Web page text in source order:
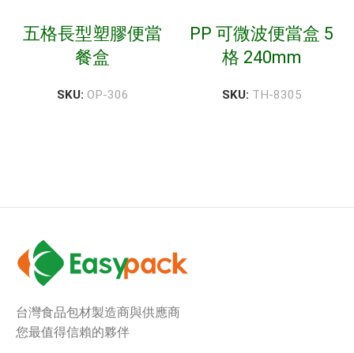
五格長型塑膠便當
餐盒
SKU: OP-306
PP 可微波便當盒 5
格 240mm
SKU: TH-8305
台灣食品包材製造商與供應商
您最值得信賴的夥伴